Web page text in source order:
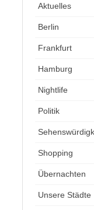
Aktuelles
Berlin
Frankfurt
Hamburg
Nightlife
Politik
Shopping
Übernachten
Unsere Städte